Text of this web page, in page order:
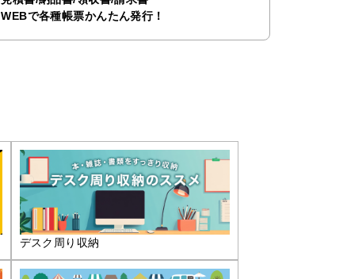
WEBで各種帳票かんたん発行！
デスク周り収納